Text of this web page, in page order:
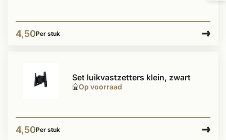
4,50Per stuk
Op voorraad
Set luikvastzetters klein, zwart
4,50Per stuk